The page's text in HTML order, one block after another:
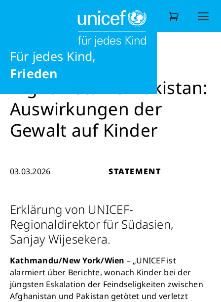
Für jedes Kind,
Möglichkeiten
jedes Recht
Frieden
Wonach suchen Sie?
StatementAfghanistan & Pakistan:
Afghanistan & Pakistan:
Auswirkungen der
Gewalt auf Kinder
03.03.2026 STATEMENT
Erklärung von UNICEF-
Regionaldirektor für Südasien,
Sanjay Wijesekera.
Kathmandu/New York/Wien – „UNICEF ist
alarmiert über Berichte, wonach Kinder bei der
jüngsten Eskalation der Feindseligkeiten zwischen
Afghanistan und Pakistan getötet und verletzt